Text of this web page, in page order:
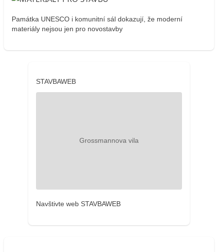
Památka UNESCO i komunitní sál dokazují, že moderní
materiály nejsou jen pro novostavby
STAVBAWEB
Navštivte web STAVBAWEB